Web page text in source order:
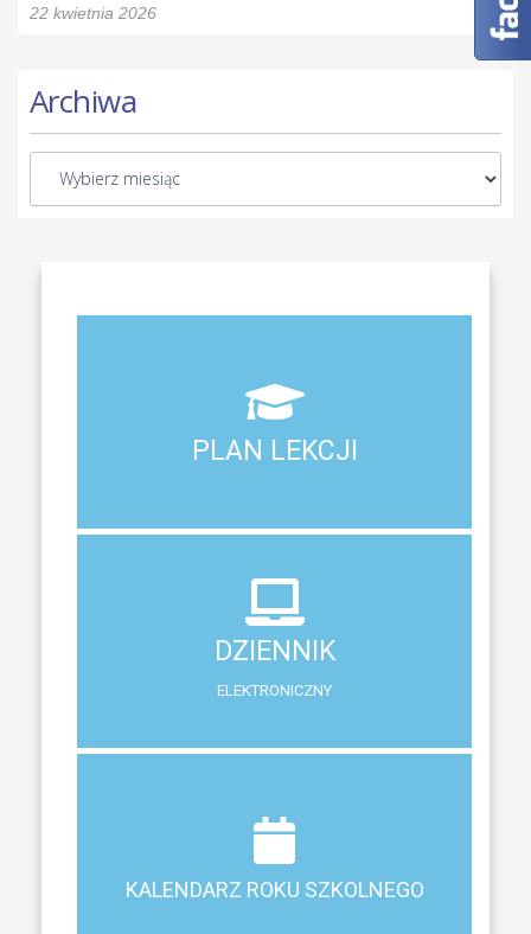
22 kwietnia 2026
Archiwa
PLAN LEKCJI
PLAN LEKCJI
DZIENNIK
ELEKTRONICZNY
DZIENNIK
ELEKTRONICZNY
System zewnętrzny do śledzenia postępów w nauce
KALENDARZ ROKU SZKOLNEGO
KALENDARZ ROKU SZKOLNEGO
Terminy ferii, matur, zebrań i klasyfikacji